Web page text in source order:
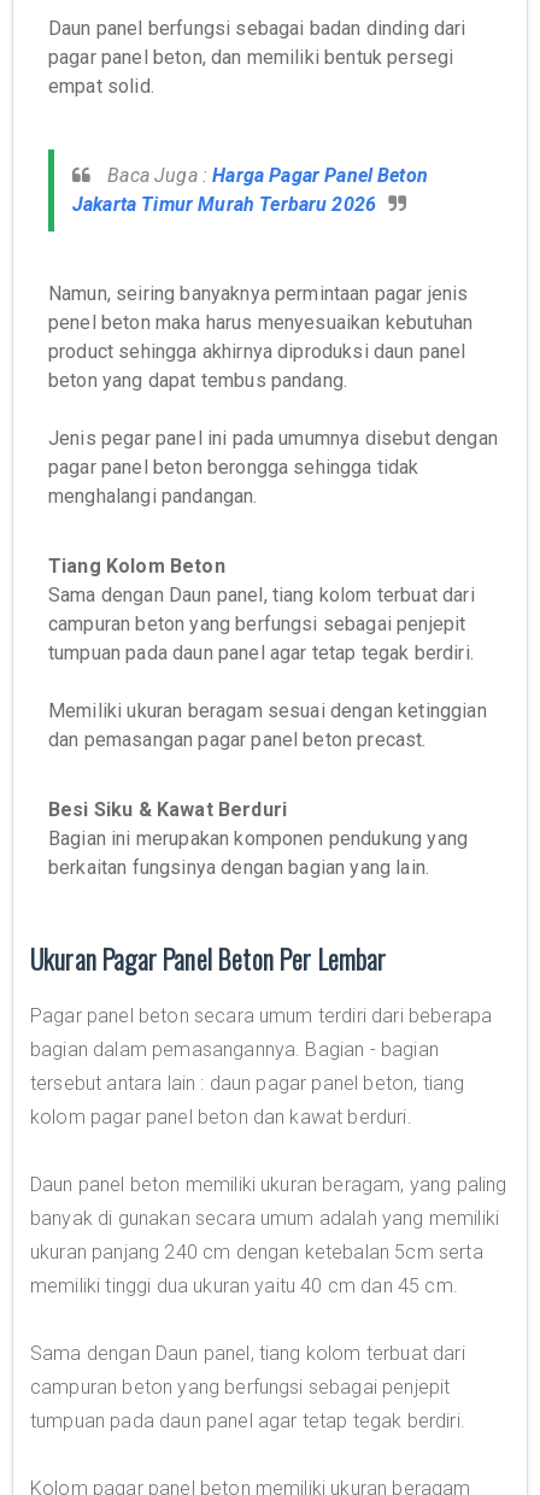
Daun panel berfungsi sebagai badan dinding dari
pagar panel beton, dan memiliki bentuk persegi
empat solid.
Baca Juga :Harga Pagar Panel Beton
Jakarta Timur Murah Terbaru 2026
Namun, seiring banyaknya permintaan pagar jenis
penel beton maka harus menyesuaikan kebutuhan
product sehingga akhirnya diproduksi daun panel
beton yang dapat tembus pandang.
Jenis pegar panel ini pada umumnya disebut dengan
pagar panel beton berongga sehingga tidak
menghalangi pandangan.
Tiang Kolom Beton
Sama dengan Daun panel, tiang kolom terbuat dari
campuran beton yang berfungsi sebagai penjepit
tumpuan pada daun panel agar tetap tegak berdiri.
Memiliki ukuran beragam sesuai dengan ketinggian
dan pemasangan pagar panel beton precast.
Besi Siku & Kawat Berduri
Bagian ini merupakan komponen pendukung yang
berkaitan fungsinya dengan bagian yang lain.
Ukuran Pagar Panel Beton Per Lembar
Pagar panel beton secara umum terdiri dari beberapa
bagian dalam pemasangannya. Bagian - bagian
tersebut antara lain : daun pagar panel beton, tiang
kolom pagar panel beton dan kawat berduri.
Daun panel beton memiliki ukuran beragam, yang paling
banyak di gunakan secara umum adalah yang memiliki
ukuran panjang 240 cm dengan ketebalan 5cm serta
memiliki tinggi dua ukuran yaitu 40 cm dan 45 cm.
Sama dengan Daun panel, tiang kolom terbuat dari
campuran beton yang berfungsi sebagai penjepit
tumpuan pada daun panel agar tetap tegak berdiri.
Kolom pagar panel beton memiliki ukuran beragam